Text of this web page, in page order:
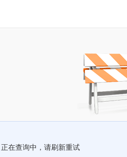
正在查询中，请刷新重试